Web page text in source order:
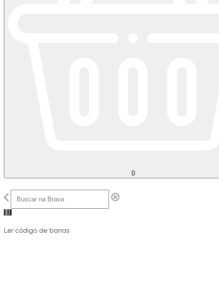
0
Ler código de barras